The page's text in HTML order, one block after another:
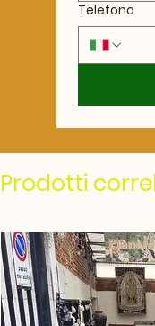
Telefono
Prodotti